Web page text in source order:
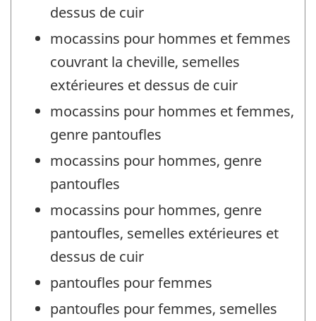
dessus de cuir
mocassins pour hommes et femmes
couvrant la cheville, semelles
extérieures et dessus de cuir
mocassins pour hommes et femmes,
genre pantoufles
mocassins pour hommes, genre
pantoufles
mocassins pour hommes, genre
pantoufles, semelles extérieures et
dessus de cuir
pantoufles pour femmes
pantoufles pour femmes, semelles